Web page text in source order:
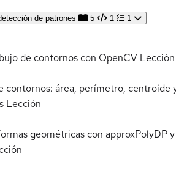
de patrones 5 1 1
de contornos con OpenCV Lección
contornos: área, perímetro, centroide
Lección
geométricas con approxPolyDP y